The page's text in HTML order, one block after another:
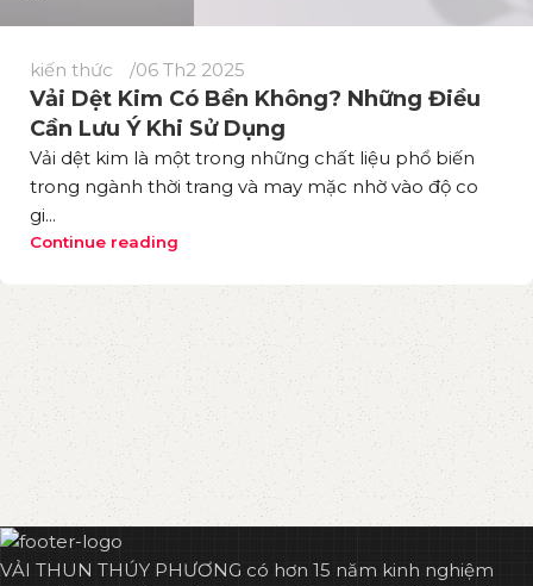
kiến thức 06 Th2 2025
Vải Dệt Kim Có Bền Không? Những Điều
Cần Lưu Ý Khi Sử Dụng
Vải dệt kim là một trong những chất liệu phổ biến
trong ngành thời trang và may mặc nhờ vào độ co
gi...
Continue reading
VẢI THUN THÚY PHƯƠNG có hơn 15 năm kinh nghiệm